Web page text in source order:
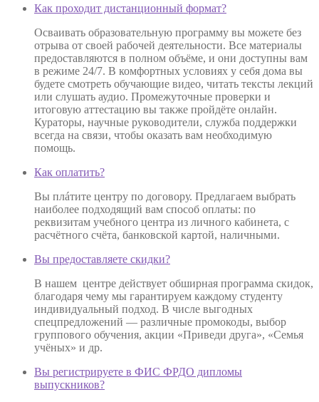
Как проходит дистанционный формат?
Осваивать образовательную программу вы можете без
отрыва от своей рабочей деятельности. Все материалы
предоставляются в полном объёме, и они доступны вам
в режиме 24/7. В комфортных условиях у себя дома вы
будете смотреть обучающие видео, читать тексты лекций
или слушать аудио. Промежуточные проверки и
итоговую аттестацию вы также пройдёте онлайн.
Кураторы, научные руководители, служба поддержки
всегда на связи, чтобы оказать вам необходимую
помощь.
Как оплатить?
Вы плáтите центру по договору. Предлагаем выбрать
наиболее подходящий вам способ оплаты: по
реквизитам учебного центра из личного кабинета, с
расчётного счёта, банковской картой, наличными.
Вы предоставляете скидки?
В нашем центре действует обширная программа скидок,
благодаря чему мы гарантируем каждому студенту
индивидуальный подход. В числе выгодных
спецпредложений — различные промокоды, выбор
группового обучения, акции «Приведи друга», «Семья
учёных» и др.
Вы регистрируете в ФИС ФРДО дипломы
выпускников?